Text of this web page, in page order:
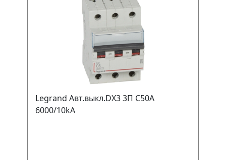
Legrand Авт.выкл.DX3 3П С50A
6000/10kA